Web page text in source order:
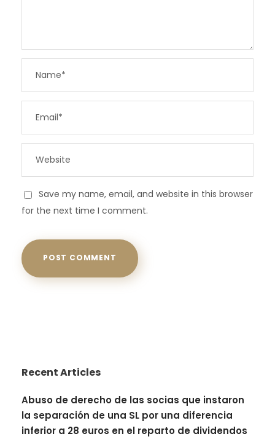
Save my name, email, and website in this browser
for the next time I comment.
Recent Articles
Abuso de derecho de las socias que instaron
la separación de una SL por una diferencia
inferior a 28 euros en el reparto de dividendos